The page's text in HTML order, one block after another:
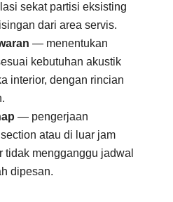
sekat partisi eksisting
dari area servis.
— menentukan
kebutuhan akustik
interior, dengan rincian
— pengerjaan
atau di luar jam
tidak mengganggu jadwal
dipesan.